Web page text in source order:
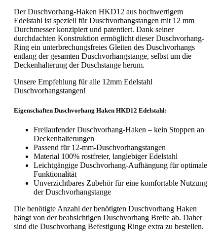
Der Duschvorhang-Haken HKD12 aus hochwertigem
Edelstahl ist speziell für Duschvorhangstangen mit 12 mm
Durchmesser konzipiert und patentiert. Dank seiner
durchdachten Konstruktion ermöglicht dieser Duschvorhang-
Ring ein unterbrechungsfreies Gleiten des Duschvorhangs
entlang der gesamten Duschvorhangstange, selbst um die
Deckenhalterung der Duschstange herum.
Unsere Empfehlung für alle 12mm Edelstahl
Duschvorhangstangen!
Eigenschaften Duschvorhang Haken HKD12 Edelstahl:
Freilaufender Duschvorhang-Haken – kein Stoppen an
Deckenhalterungen
Passend für 12-mm-Duschvorhangstangen
Material 100% rostfreier, langlebiger Edelstahl
Leichtgängige Duschvorhang-Aufhängung für optimale
Funktionalität
Unverzichtbares Zubehör für eine komfortable Nutzung
der Duschvorhangstange
Die benötigte Anzahl der benötigten Duschvorhang Haken
hängt von der beabsichtigen Duschvorhang Breite ab. Daher
sind die Duschvorhang Befestigung Ringe extra zu bestellen.